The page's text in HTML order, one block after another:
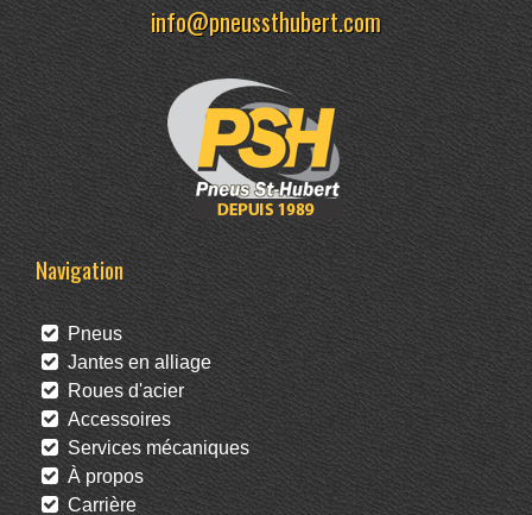
info@pneussthubert.com
Navigation
Pneus
Jantes en alliage
Roues d'acier
Accessoires
Services mécaniques
À propos
Carrière